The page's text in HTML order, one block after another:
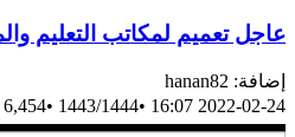
عاجل تعميم لمكاتب التعليم
إضافة: hanan82
2022-02-24 16:07
•
1443/1444
•